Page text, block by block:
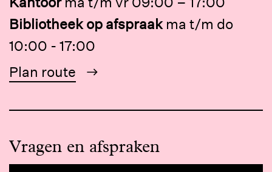
Bibliotheek op afspraak ma t/m do
10:00 - 17:00
Plan route
Vragen en afspraken